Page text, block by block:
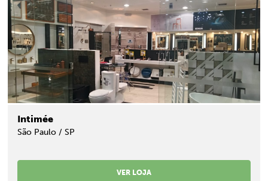
Intimée
São Paulo / SP
VER LOJA